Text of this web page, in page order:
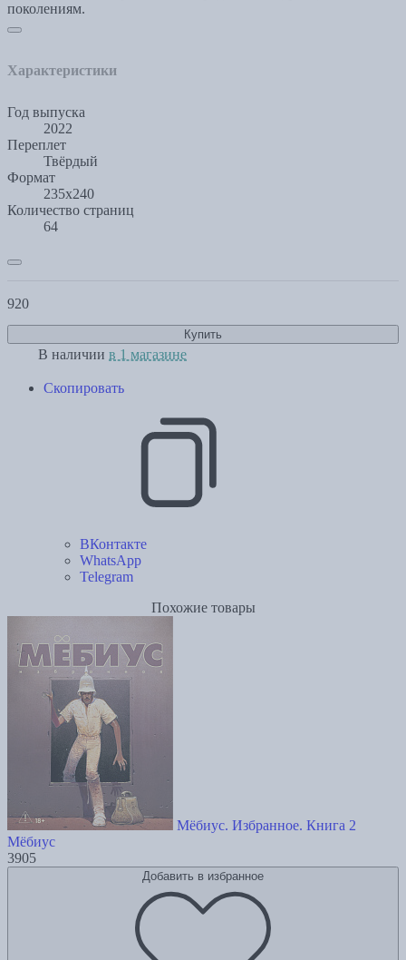
поколениям.
Характеристики
Год выпуска
2022
Переплет
Твёрдый
Формат
235х240
Количество страниц
64
920
Купить
В наличии в 1 магазине
Скопировать
ВКонтакте
WhatsApp
Telegram
Похожие товары
Мёбиус. Избранное. Книга 2
Мёбиус
3905
Добавить в избранное